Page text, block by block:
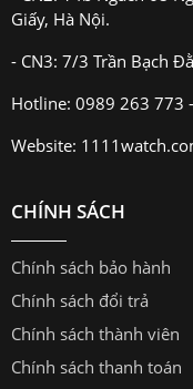
Giấy, Hà Nội.
- CN3: 7/3 Trần Bạch
Hotline: 0989 263 773
Website:
CHÍNH SÁCH
Chính sách bảo hành
Chính sách đổi trả
Chính sách thành viên
Chính sách thanh toán